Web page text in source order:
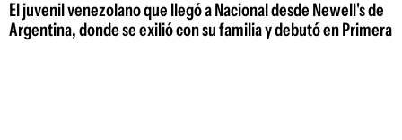
El juvenil venezolano que llegó a Nacional desde Newell's de
Argentina, donde se exilió con su familia y debutó en Primera